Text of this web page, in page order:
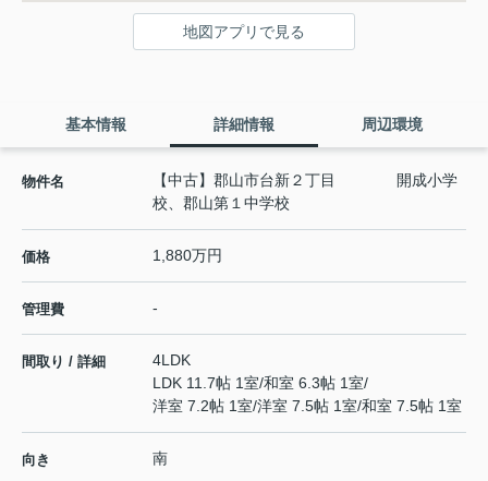
地図アプリで見る
基本情報 詳細情報 周辺環境
物件名
【中古】郡山市台新２丁目 開成小学
校、郡山第１中学校
価格 1,880万円
管理費 -
間取り / 詳細
4LDK
LDK 11.7帖 1室/和室 6.3帖 1室/
洋室 7.2帖 1室/洋室 7.5帖 1室/和室 7.5帖 1室
向き 南